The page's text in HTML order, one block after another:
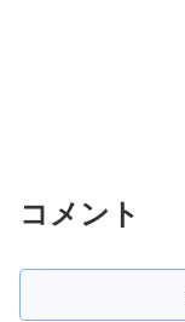
コメント